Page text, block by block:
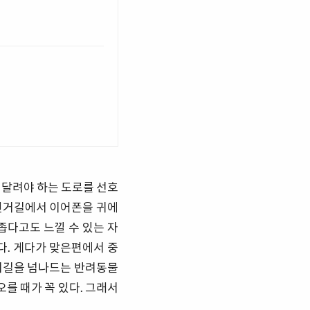
려야 하는 도로를 선호
길에서 이어폰을 귀에
다고도 느낄 수 있는 자
. 게다가 맞은편에서 중
을 넘나드는 반려동물
때가 꼭 있다. 그래서